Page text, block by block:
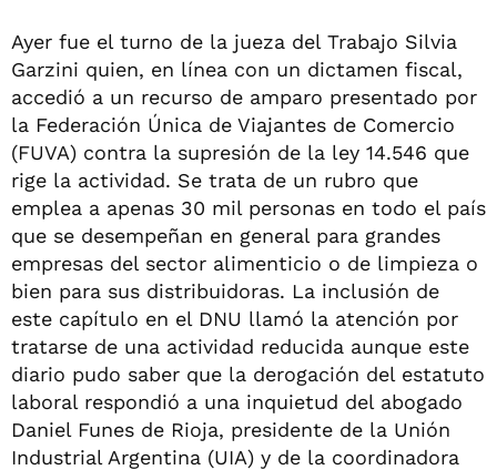
Ayer fue el turno de la jueza del Trabajo Silvia
Garzini quien, en línea con un dictamen fiscal,
accedió a un recurso de amparo presentado por
la Federación Única de Viajantes de Comercio
(FUVA) contra la supresión de la ley 14.546 que
rige la actividad. Se trata de un rubro que
emplea a apenas 30 mil personas en todo el país
que se desempeñan en general para grandes
empresas del sector alimenticio o de limpieza o
bien para sus distribuidoras. La inclusión de
este capítulo en el DNU llamó la atención por
tratarse de una actividad reducida aunque este
diario pudo saber que la derogación del estatuto
laboral respondió a una inquietud del abogado
Daniel Funes de Rioja, presidente de la Unión
Industrial Argentina (UIA) y de la coordinadora